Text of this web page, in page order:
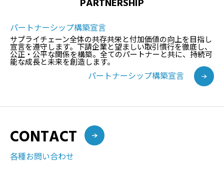
パートナーシップ構築宣言
サプライチェーン全体の共存共栄と付加価値の向上を目指し
宣言を遵守します。下請企業と望ましい取引慣行を徹底し、
公正・公平な関係を構築。全てのパートナーと共に、持続可
能な成長と未来を創造します。
パートナーシップ構築宣言
CONTACT
各種お問い合わせ